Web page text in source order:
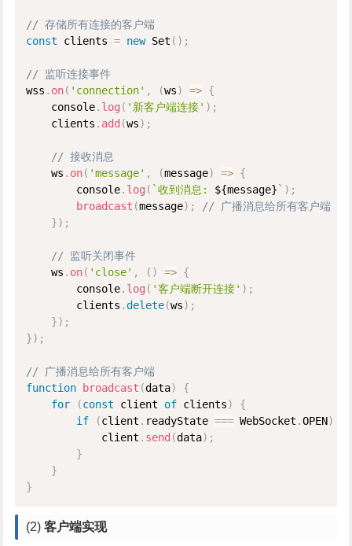
// 存储所有连接的客户端
const clients = new Set ( ) ;
// 监听连接事件
wss . on( 'connection' , (ws) => {
    console
. log ( '新客户端连接' ) ;
    clients
. add (ws) ;
// 接收消息
    ws
. on( 'message' , (message) => {
        console
. log ( `收到消息: ${message} ` ) ;
broadcast (message) ;
// 广播消息给所有客户端
}) ;
// 监听关闭事件
    ws
. on( 'close' , ( ) => {
        console
. log ( '客户端断开连接' ) ;
        clients
.delete(ws) ;
}) ;
}) ;
// 广播消息给所有客户端
function
broadcast (data)
{
for
(const client of clients)
{
if
(client . readyState === WebSocket .OPEN)
            client
. send (data) ;
}
}
}
(2)客户端实现